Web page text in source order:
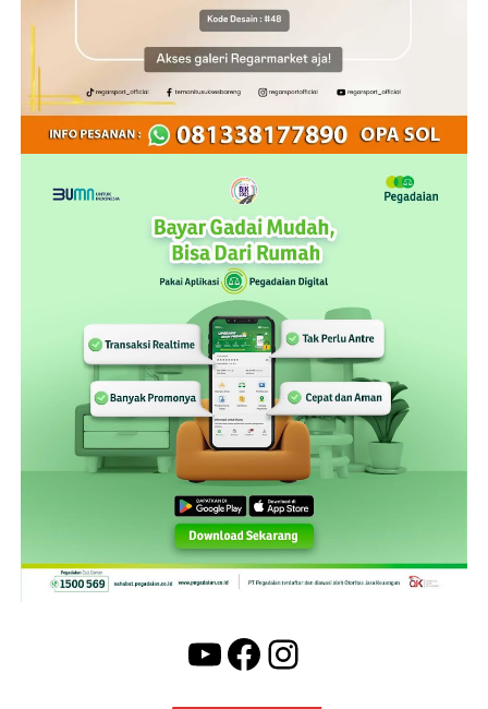
YouTube
Facebook
Instagram